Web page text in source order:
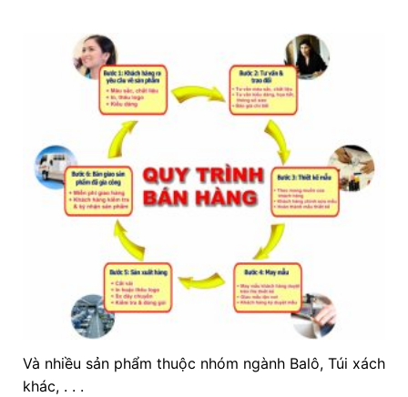
Và nhiều sản phẩm thuộc nhóm ngành Balô, Túi xách
khác, . . .